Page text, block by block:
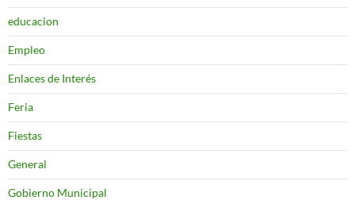
educacion
Empleo
Enlaces de Interés
Feria
Fiestas
General
Gobierno Municipal